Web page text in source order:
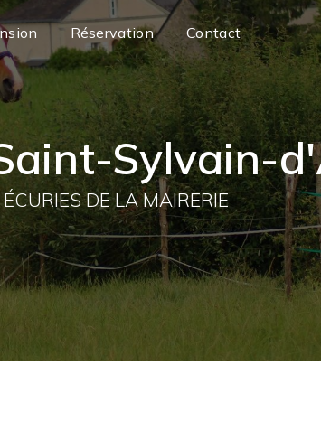
Réservation Contact
Sylvain-
ÉCURIES DE LA MAIRERIE